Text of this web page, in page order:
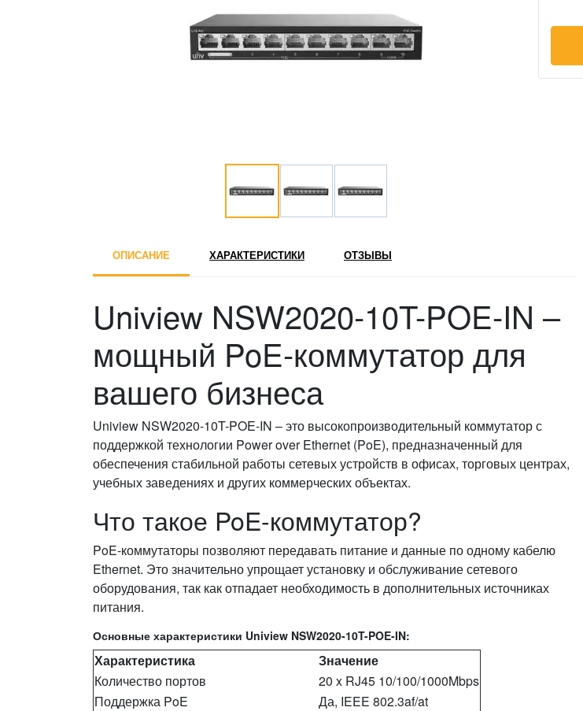
ОПИСАНИЕ ХАРАКТЕРИСТИКИ ОТЗЫВЫ
Uniview NSW2020-10T-POE-IN –
мощный PoE-коммутатор для
вашего бизнеса
Uniview NSW2020-10T-POE-IN – это высокопроизводительный коммутатор с
поддержкой технологии Power over Ethernet (PoE), предназначенный для
обеспечения стабильной работы сетевых устройств в офисах, торговых центрах,
учебных заведениях и других коммерческих объектах.
Что такое PoE-коммутатор?
PoE-коммутаторы позволяют передавать питание и данные по одному кабелю
Ethernet. Это значительно упрощает установку и обслуживание сетевого
оборудования, так как отпадает необходимость в дополнительных источниках
питания.
Основные характеристики Uniview NSW2020-10T-POE-IN:
Характеристика
Значение
Количество портов
20 x RJ45 10/100/1000Mbps
Поддержка PoE
Да, IEEE 802.3af/at